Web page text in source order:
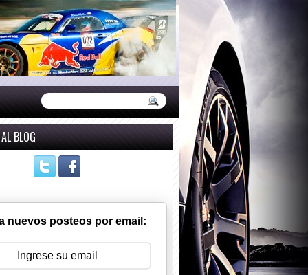
BLOG
nuevos posteos por email: